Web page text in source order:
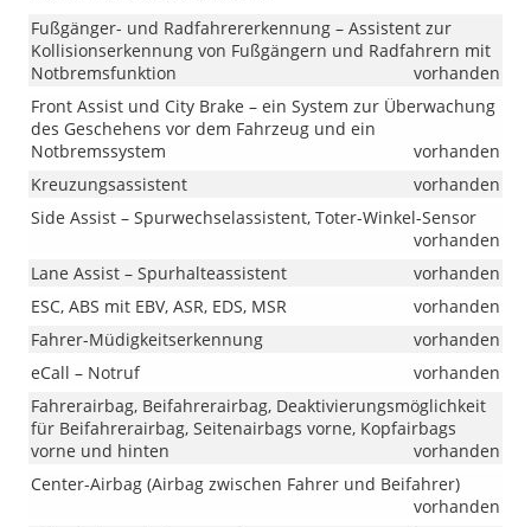
Fußgänger- und Radfahrererkennung – Assistent zur
Kollisionserkennung von Fußgängern und Radfahrern mit
Notbremsfunktion
vorhanden
Front Assist und City Brake – ein System zur Überwachung
des Geschehens vor dem Fahrzeug und ein
Notbremssystem
vorhanden
Kreuzungsassistent
vorhanden
Side Assist – Spurwechselassistent, Toter-Winkel-Sensor
vorhanden
Lane Assist – Spurhalteassistent
vorhanden
ESC, ABS mit EBV, ASR, EDS, MSR
vorhanden
Fahrer-Müdigkeitserkennung
vorhanden
eCall – Notruf
vorhanden
Fahrerairbag, Beifahrerairbag, Deaktivierungsmöglichkeit
für Beifahrerairbag, Seitenairbags vorne, Kopfairbags
vorne und hinten
vorhanden
Center-Airbag (Airbag zwischen Fahrer und Beifahrer)
vorhanden